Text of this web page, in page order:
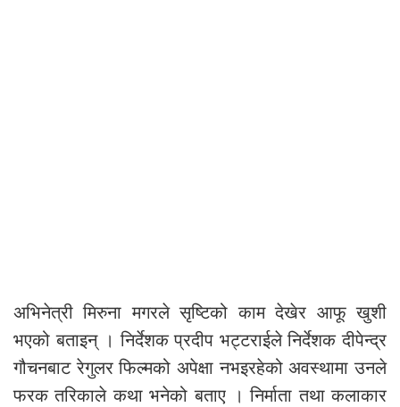
अभिनेत्री मिरुना मगरले सृष्टिको काम देखेर आफू खुशी
भएको बताइन् । निर्देशक प्रदीप भट्टराईले निर्देशक दीपेन्द्र
गौचनबाट रेगुलर फिल्मको अपेक्षा नभइरहेको अवस्थामा उनले
फरक तरिकाले कथा भनेको बताए । निर्माता तथा कलाकार